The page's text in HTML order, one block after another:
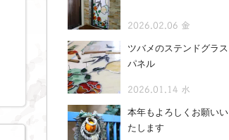
2026.02.06 金
ツバメのステンドグラス
パネル
2026.01.14 水
本年もよろしくお願いい
たします